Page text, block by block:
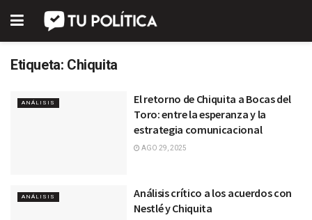
Etiqueta: Chiquita
ANÁLISIS
El retorno de Chiquita a Bocas del
Toro: entre la esperanza y la
estrategia comunicacional
AGO 29, 2025
ANÁLISIS
Análisis crítico a los acuerdos con
Nestlé y Chiquita